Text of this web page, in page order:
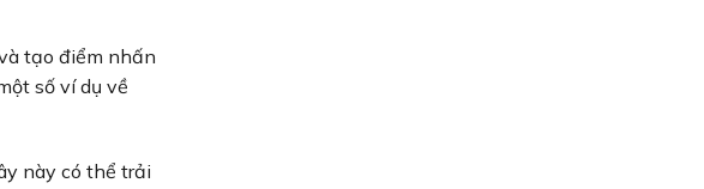
tạo điểm nhấn
số ví dụ về
này có thể trải